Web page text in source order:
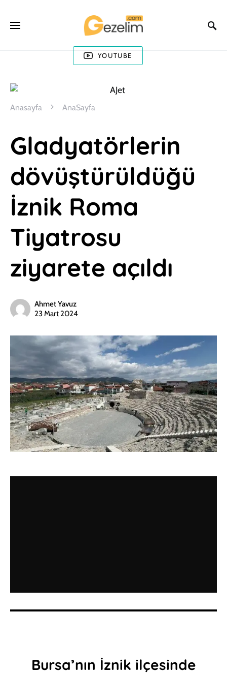
YOUTUBE
Anasayfa AnaSayfa
Gladyatörlerin
dövüştürüldüğü
İznik Roma
Tiyatrosu
ziyarete açıldı
Ahmet Yavuz
23 Mart 2024
Bursa’nın İznik ilçesinde